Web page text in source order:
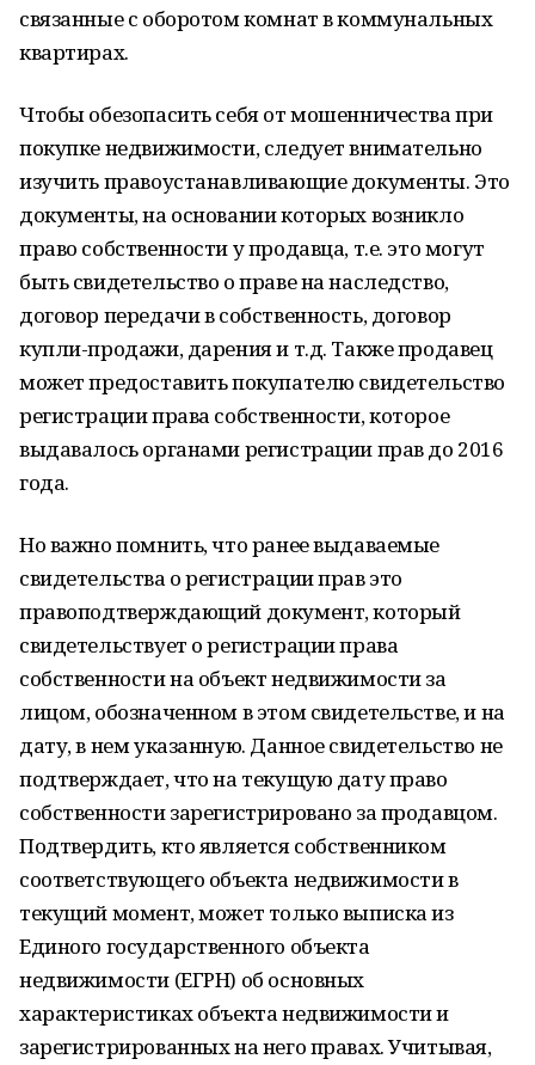
связанные с оборотом комнат в коммунальных
квартирах.
Чтобы обезопасить себя от мошенничества при
покупке недвижимости, следует внимательно
изучить правоустанавливающие документы. Это
документы, на основании которых возникло
право собственности у продавца, т.е. это могут
быть свидетельство о праве на наследство,
договор передачи в собственность, договор
купли-продажи, дарения и т.д. Также продавец
может предоставить покупателю свидетельство
регистрации права собственности, которое
выдавалось органами регистрации прав до 2016
года.
Но важно помнить, что ранее выдаваемые
свидетельства о регистрации прав это
правоподтверждающий документ, который
свидетельствует о регистрации права
собственности на объект недвижимости за
лицом, обозначенном в этом свидетельстве, и на
дату, в нем указанную. Данное свидетельство не
подтверждает, что на текущую дату право
собственности зарегистрировано за продавцом.
Подтвердить, кто является собственником
соответствующего объекта недвижимости в
текущий момент, может только выписка из
Единого государственного объекта
недвижимости (ЕГРН) об основных
характеристиках объекта недвижимости и
зарегистрированных на него правах. Учитывая,